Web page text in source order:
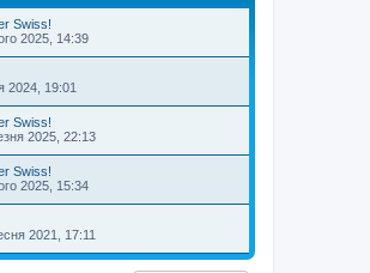
Swiss!
2025, 14:39
2024, 19:01
Swiss!
2025, 22:13
Swiss!
2025, 15:34
2021, 17:11